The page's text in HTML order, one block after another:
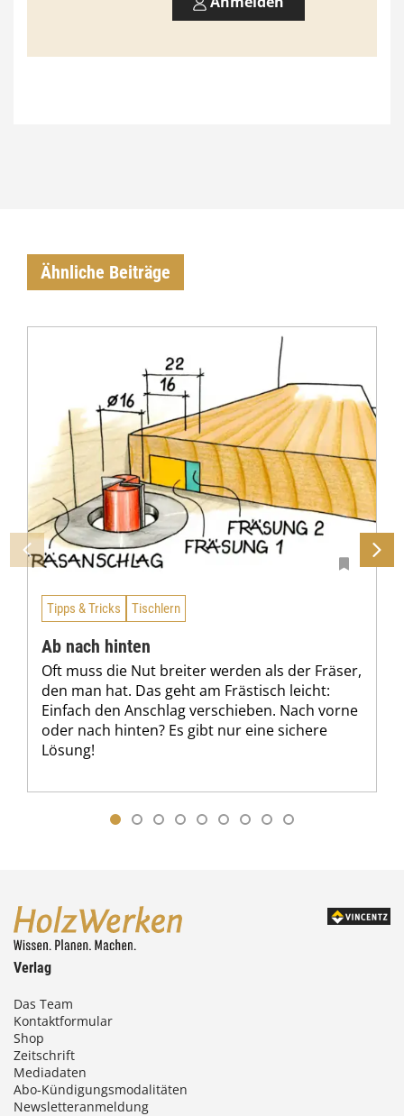
0
Ähnliche Beiträge
Tipps & Tricks Tischlern
Ab nach hinten
Oft muss die Nut breiter werden als der Fräser,
den man hat. Das geht am Frästisch leicht:
Einfach den Anschlag verschieben. Nach vorne
oder nach hinten? Es gibt nur eine sichere
Lösung!
Verlag
Das Team
Kontaktformular
Shop
Zeitschrift
Mediadaten
Abo-Kündigungsmodalitäten
Newsletteranmeldung